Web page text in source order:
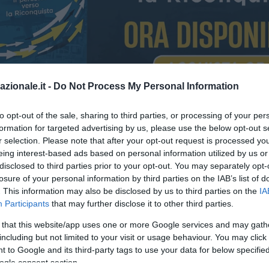
- Do Not Process My Personal Information
opt-out of the sale, sharing to third parties, or processing of your
for targeted advertising by us, please use the below opt-out
selection. Please note that after your opt-out request is processed
interest-based ads based on personal information utilized by us
to third parties prior to your opt-out. You may separately
of your personal information by third parties on the IAB’s list of
This information may also be disclosed by us to third parties on the
Participants that may further disclose it to other third parties.
that this website/app uses one or more Google services and may
but not limited to your visit or usage behaviour. You may
to Google and its third-party tags to use your data for below
consent section.
ridefinendo con decisione il proprio reparto offensivo in vista
Vlahovicnon preclude affatto l’arrivo di rinforzi di qualità. Anzi,
il club bianconero intende procedere su due binari paralleli:
su